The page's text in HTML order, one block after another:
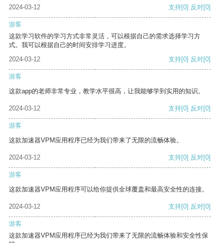
2024-03-12
支持[0] 反对[0]
游客
这款学习软件的学习方式非常灵活，可以根据自己的需求选择学习方
式。我可以根据自己的时间安排学习进度。
2024-03-12
支持[0] 反对[0]
游客
这款app的老师非常专业，教学水平很高，让我能够学到实用的知识。
2024-03-12 支持[0] 反对[0]
游客
这款加速器VPM应用程序已经为我们带来了无限的流畅体验。
2024-03-12 支持[0] 反对[0]
游客
这款加速器VPM应用程序可以给你提供全球覆盖和最高安全性的连接。
2024-03-12 支持[0] 反对[0]
游客
这款加速器VPM应用程序已经为我们带来了无限的流畅体验和安全性保